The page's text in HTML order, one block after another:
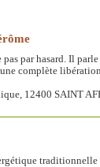
pas par hasard. Il
complète
12400 SAINT